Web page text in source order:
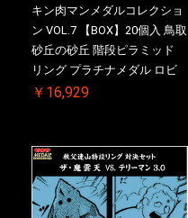
キン肉マンメダルコレクショ
ン VOL.7 【BOX】20個入 鳥取
砂丘の砂丘 階段ピラミッド
リング プラチナメダル ロビ
ンマスク VS.ネメシス 【初回
2026/10/30 一斉出荷予定
￥16,929